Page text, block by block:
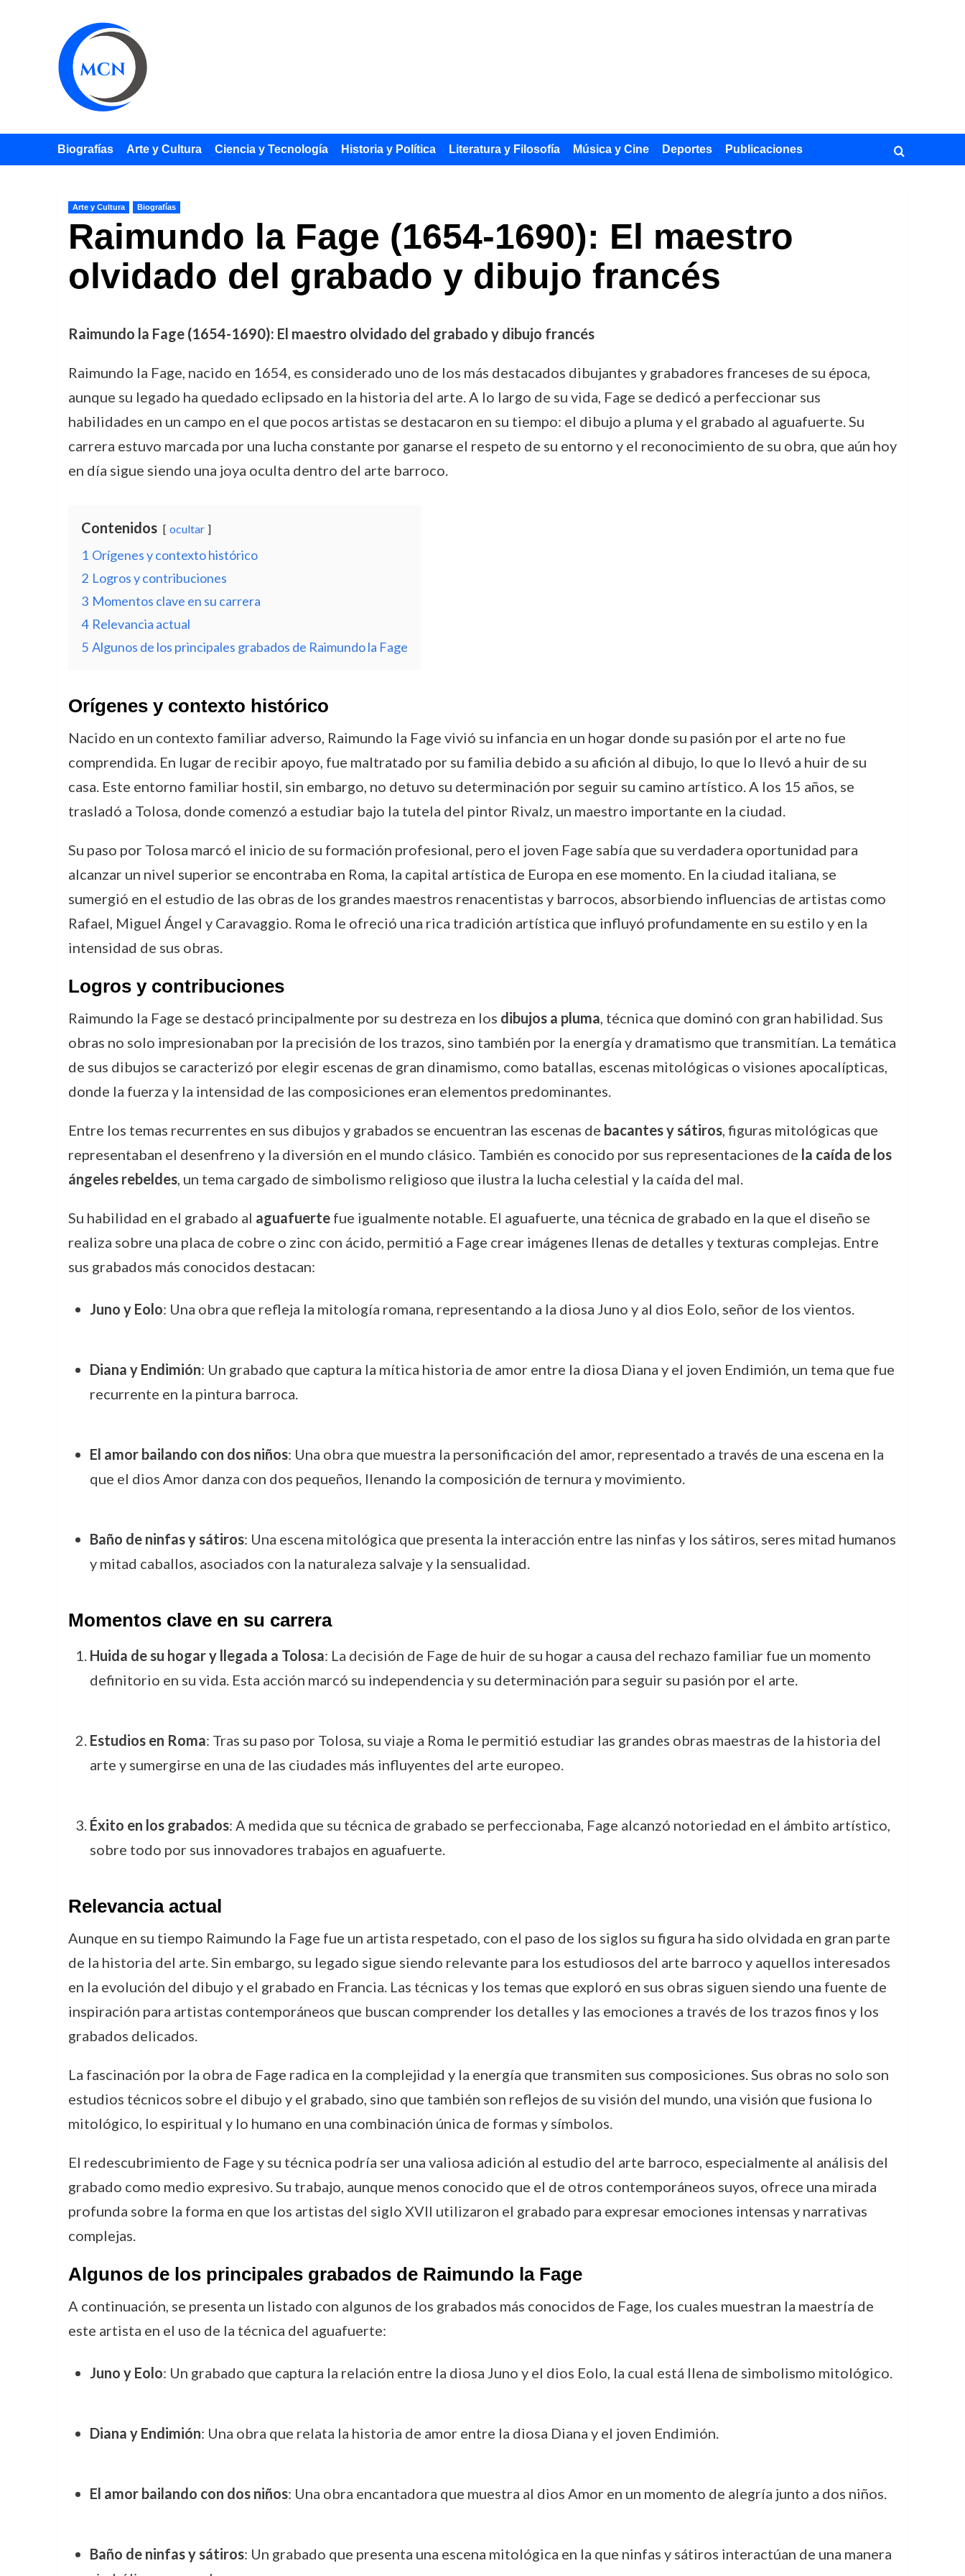
Biografías Arte y Cultura Ciencia y Tecnología Historia y Política Literatura y Filosofía Música y Cine Deportes Publicaciones
Arte y Cultura Biografías
Raimundo la Fage (1654-1690): El maestro
olvidado del grabado y dibujo francés
Raimundo la Fage (1654-1690): El maestro olvidado del grabado y dibujo francés
Raimundo la Fage, nacido en 1654, es considerado uno de los más destacados dibujantes y grabadores franceses de su época,
aunque su legado ha quedado eclipsado en la historia del arte. A lo largo de su vida, Fage se dedicó a perfeccionar sus
habilidades en un campo en el que pocos artistas se destacaron en su tiempo: el dibujo a pluma y el grabado al aguafuerte. Su
carrera estuvo marcada por una lucha constante por ganarse el respeto de su entorno y el reconocimiento de su obra, que aún hoy
en día sigue siendo una joya oculta dentro del arte barroco.
Contenidos ocultar
1 Orígenes y contexto histórico
2 Logros y contribuciones
3 Momentos clave en su carrera
4 Relevancia actual
5 Algunos de los principales grabados de Raimundo la Fage
Orígenes y contexto histórico
Nacido en un contexto familiar adverso, Raimundo la Fage vivió su infancia en un hogar donde su pasión por el arte no fue
comprendida. En lugar de recibir apoyo, fue maltratado por su familia debido a su afición al dibujo, lo que lo llevó a huir de su
casa. Este entorno familiar hostil, sin embargo, no detuvo su determinación por seguir su camino artístico. A los 15 años, se
trasladó a Tolosa, donde comenzó a estudiar bajo la tutela del pintor Rivalz, un maestro importante en la ciudad.
Su paso por Tolosa marcó el inicio de su formación profesional, pero el joven Fage sabía que su verdadera oportunidad para
alcanzar un nivel superior se encontraba en Roma, la capital artística de Europa en ese momento. En la ciudad italiana, se
sumergió en el estudio de las obras de los grandes maestros renacentistas y barrocos, absorbiendo influencias de artistas como
Rafael, Miguel Ángel y Caravaggio. Roma le ofreció una rica tradición artística que influyó profundamente en su estilo y en la
intensidad de sus obras.
Logros y contribuciones
Raimundo la Fage se destacó principalmente por su destreza en los dibujos a pluma, técnica que dominó con gran habilidad. Sus
obras no solo impresionaban por la precisión de los trazos, sino también por la energía y dramatismo que transmitían. La temática
de sus dibujos se caracterizó por elegir escenas de gran dinamismo, como batallas, escenas mitológicas o visiones apocalípticas,
donde la fuerza y la intensidad de las composiciones eran elementos predominantes.
Entre los temas recurrentes en sus dibujos y grabados se encuentran las escenas de bacantes y sátiros, figuras mitológicas que
representaban el desenfreno y la diversión en el mundo clásico. También es conocido por sus representaciones de la caída de los
ángeles rebeldes, un tema cargado de simbolismo religioso que ilustra la lucha celestial y la caída del mal.
Su habilidad en el grabado al aguafuertefue igualmente notable. El aguafuerte, una técnica de grabado en la que el diseño se
realiza sobre una placa de cobre o zinc con ácido, permitió a Fage crear imágenes llenas de detalles y texturas complejas. Entre
sus grabados más conocidos destacan:
Juno y Eolo: Una obra que refleja la mitología romana, representando a la diosa Juno y al dios Eolo, señor de los vientos.
Diana y Endimión: Un grabado que captura la mítica historia de amor entre la diosa Diana y el joven Endimión, un tema que fue
recurrente en la pintura barroca.
El amor bailando con dos niños: Una obra que muestra la personificación del amor, representado a través de una escena en la
que el dios Amor danza con dos pequeños, llenando la composición de ternura y movimiento.
Baño de ninfas y sátiros: Una escena mitológica que presenta la interacción entre las ninfas y los sátiros, seres mitad humanos
y mitad caballos, asociados con la naturaleza salvaje y la sensualidad.
Momentos clave en su carrera
Huida de su hogar y llegada a Tolosa: La decisión de Fage de huir de su hogar a causa del rechazo familiar fue un momento
definitorio en su vida. Esta acción marcó su independencia y su determinación para seguir su pasión por el arte.
Estudios en Roma: Tras su paso por Tolosa, su viaje a Roma le permitió estudiar las grandes obras maestras de la historia del
arte y sumergirse en una de las ciudades más influyentes del arte europeo.
Éxito en los grabados: A medida que su técnica de grabado se perfeccionaba, Fage alcanzó notoriedad en el ámbito artístico,
sobre todo por sus innovadores trabajos en aguafuerte.
Relevancia actual
Aunque en su tiempo Raimundo la Fage fue un artista respetado, con el paso de los siglos su figura ha sido olvidada en gran parte
de la historia del arte. Sin embargo, su legado sigue siendo relevante para los estudiosos del arte barroco y aquellos interesados
en la evolución del dibujo y el grabado en Francia. Las técnicas y los temas que exploró en sus obras siguen siendo una fuente de
inspiración para artistas contemporáneos que buscan comprender los detalles y las emociones a través de los trazos finos y los
grabados delicados.
La fascinación por la obra de Fage radica en la complejidad y la energía que transmiten sus composiciones. Sus obras no solo son
estudios técnicos sobre el dibujo y el grabado, sino que también son reflejos de su visión del mundo, una visión que fusiona lo
mitológico, lo espiritual y lo humano en una combinación única de formas y símbolos.
El redescubrimiento de Fage y su técnica podría ser una valiosa adición al estudio del arte barroco, especialmente al análisis del
grabado como medio expresivo. Su trabajo, aunque menos conocido que el de otros contemporáneos suyos, ofrece una mirada
profunda sobre la forma en que los artistas del siglo XVII utilizaron el grabado para expresar emociones intensas y narrativas
complejas.
Algunos de los principales grabados de Raimundo la Fage
A continuación, se presenta un listado con algunos de los grabados más conocidos de Fage, los cuales muestran la maestría de
este artista en el uso de la técnica del aguafuerte:
Juno y Eolo: Un grabado que captura la relación entre la diosa Juno y el dios Eolo, la cual está llena de simbolismo mitológico.
Diana y Endimión: Una obra que relata la historia de amor entre la diosa Diana y el joven Endimión.
El amor bailando con dos niños: Una obra encantadora que muestra al dios Amor en un momento de alegría junto a dos niños.
Baño de ninfas y sátiros: Un grabado que presenta una escena mitológica en la que ninfas y sátiros interactúan de una manera